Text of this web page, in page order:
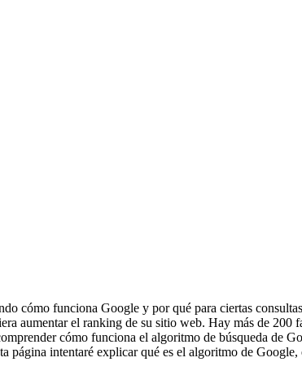
cómo funciona Google y por qué para ciertas
aumentar el ranking de su sitio web. Hay más de
cómo funciona el algoritmo de búsqueda de
página intentaré explicar qué es el algoritmo de